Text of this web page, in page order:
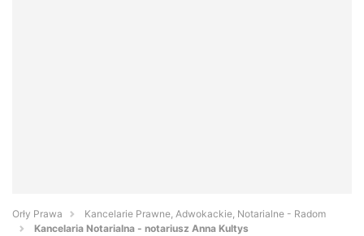
Orły Prawa
Kancelarie Prawne, Adwokackie, Notarialne - Radom
Kancelaria Notarialna - notariusz Anna Kultys